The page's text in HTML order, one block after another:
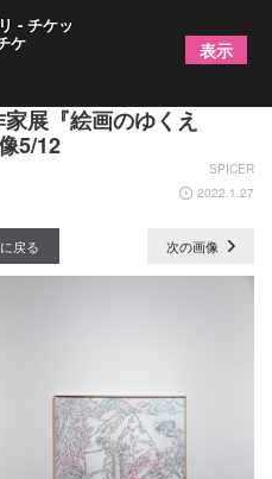
ート作家など12名の作
展『絵画のゆくえ
5/12
SPICER
2022.1.27
戻る 次の画像
- チケッ
ケ 表示